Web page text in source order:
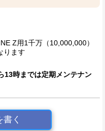
Z用1千万（10,000,000）
ります
13時までは定期メンテナン
く